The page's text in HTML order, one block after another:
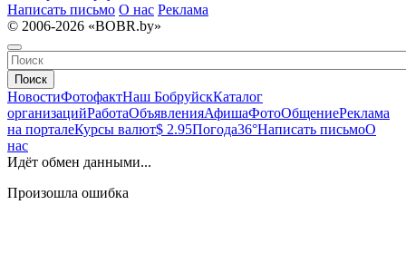
Написать письмо О нас Реклама
© 2006-2026 «BOBR.by»
Поиск
НовостиФотофактНаш БобруйскКаталог
организацийРаботаОбъявленияАфишаФотоОбщениеРеклама
на порталеКурсы валют$ 2.95Погода36°Написать письмоО
нас
Идёт обмен данными...
Произошла ошибка